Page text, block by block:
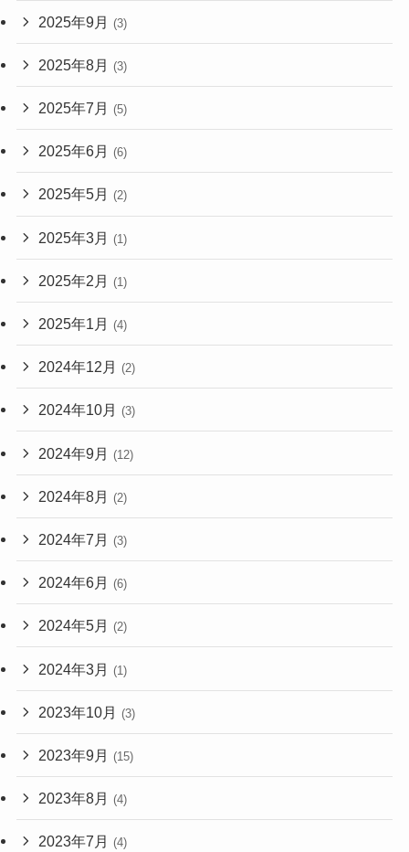
2025年9月 (3)
2025年8月 (3)
2025年7月 (5)
2025年6月 (6)
2025年5月 (2)
2025年3月 (1)
2025年2月 (1)
2025年1月 (4)
2024年12月 (2)
2024年10月 (3)
2024年9月 (12)
2024年8月 (2)
2024年7月 (3)
2024年6月 (6)
2024年5月 (2)
2024年3月 (1)
2023年10月 (3)
2023年9月 (15)
2023年8月 (4)
2023年7月 (4)